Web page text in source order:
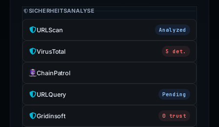
SICHERHEITSANALYSE
URLScan Analyzed
VirusTotal 5 det.
ChainPatrol
URLQuery Pending
Gridinsoft 0 trust